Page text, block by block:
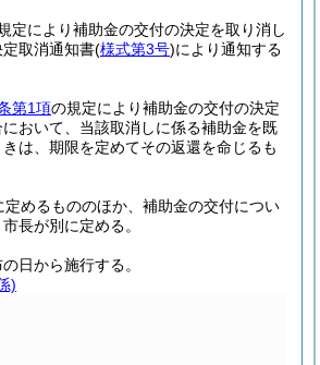
定により補助金の交付の決定を取り消し
取消通知書(様式第3号)により通知する
第1項の規定により補助金の交付の決定
おいて、当該取消しに係る補助金を既
は、期限を定めてその返還を命じるも
定めるもののほか、補助金の交付につい
長が別に定める。
日から施行する。
)